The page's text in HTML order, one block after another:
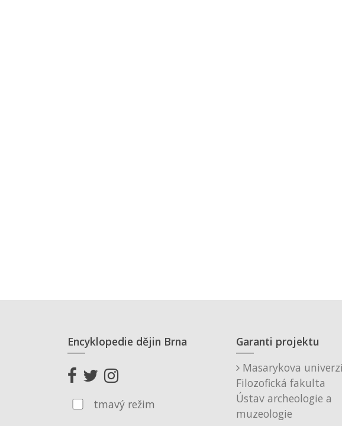
Encyklopedie dějin Brna
tmavý režim
Garanti projektu
Masarykova
Filozofická fakulta
Ústav archeologie a
muzeologie